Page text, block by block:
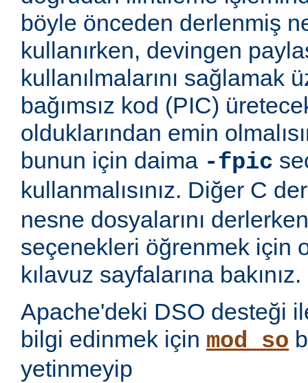
böyle önceden derlenmiş
kullanırken, devingen
kullanılmalarını sağlamak
bağımsız kod (PIC)
olduklarından emin
bunun için daima -fpic
kullanmalısınız. Diğer C
nesne dosyalarını
seçenekleri öğrenmek için
kılavuz sayfalarına bakınız.
Apache'deki DSO desteği
bilgi edinmek için mod_so
yetinmeyip